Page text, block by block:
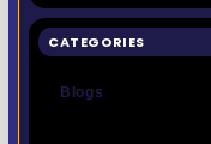
CATEGORIES
Blogs